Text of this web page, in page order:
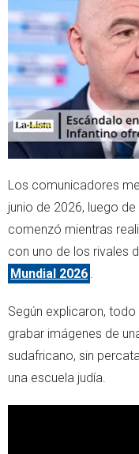
Los comunicadores
junio de 2026, luego
comenzó mientras
con uno de los rivales
Mundial 2026 .
Según explicaron,
grabar imágenes de
sudafricano, sin
una escuela judía.